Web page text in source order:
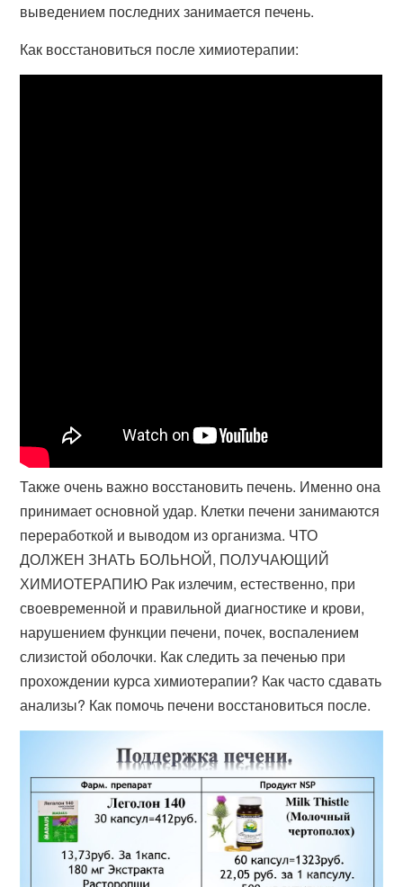
выведением последних занимается печень.
Как восстановиться после химиотерапии:
Также очень важно восстановить печень. Именно она
принимает основной удар. Клетки печени занимаются
переработкой и выводом из организма. ЧТО
ДОЛЖЕН ЗНАТЬ БОЛЬНОЙ, ПОЛУЧАЮЩИЙ
ХИМИОТЕРАПИЮ Рак излечим, естественно, при
своевременной и правильной диагностике и крови,
нарушением функции печени, почек, воспалением
слизистой оболочки. Как следить за печенью при
прохождении курса химиотерапии? Как часто сдавать
анализы? Как помочь печени восстановиться после.